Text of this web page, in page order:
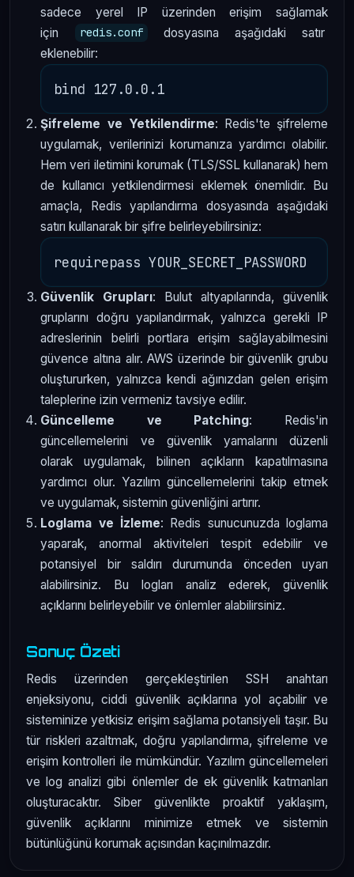
sadece yerel IP üzerinden erişim sağlamak
için
redis.conf
dosyasına aşağıdaki satır
eklenebilir:
Şifreleme ve Yetkilendirme: Redis'te şifreleme
uygulamak, verilerinizi korumanıza yardımcı olabilir.
Hem veri iletimini korumak (TLS/SSL kullanarak) hem
de kullanıcı yetkilendirmesi eklemek önemlidir. Bu
amaçla, Redis yapılandırma dosyasında aşağıdaki
satırı kullanarak bir şifre belirleyebilirsiniz:
Güvenlik Grupları: Bulut altyapılarında, güvenlik
gruplarını doğru yapılandırmak, yalnızca gerekli IP
adreslerinin belirli portlara erişim sağlayabilmesini
güvence altına alır. AWS üzerinde bir güvenlik grubu
oluştururken, yalnızca kendi ağınızdan gelen erişim
taleplerine izin vermeniz tavsiye edilir.
Güncelleme ve Patching: Redis'in
güncellemelerini ve güvenlik yamalarını düzenli
olarak uygulamak, bilinen açıkların kapatılmasına
yardımcı olur. Yazılım güncellemelerini takip etmek
ve uygulamak, sistemin güvenliğini artırır.
Loglama ve İzleme: Redis sunucunuzda loglama
yaparak, anormal aktiviteleri tespit edebilir ve
potansiyel bir saldırı durumunda önceden uyarı
alabilirsiniz. Bu logları analiz ederek, güvenlik
açıklarını belirleyebilir ve önlemler alabilirsiniz.
Sonuç Özeti
Redis üzerinden gerçekleştirilen SSH anahtarı
enjeksiyonu, ciddi güvenlik açıklarına yol açabilir ve
sisteminize yetkisiz erişim sağlama potansiyeli taşır. Bu
tür riskleri azaltmak, doğru yapılandırma, şifreleme ve
erişim kontrolleri ile mümkündür. Yazılım güncellemeleri
ve log analizi gibi önlemler de ek güvenlik katmanları
oluşturacaktır. Siber güvenlikte proaktif yaklaşım,
güvenlik açıklarını minimize etmek ve sistemin
bütünlüğünü korumak açısından kaçınılmazdır.